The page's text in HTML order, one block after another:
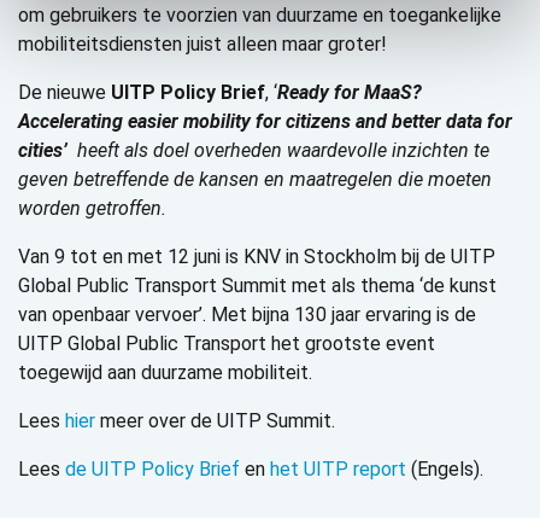
om gebruikers te voorzien van duurzame en toegankelijke
mobiliteitsdiensten juist alleen maar groter!
De nieuwe UITP Policy Brief, ‘Ready for MaaS?
Accelerating easier mobility for citizens and better data for
cities’ heeft als doel overheden waardevolle inzichten te
geven betreffende de kansen en maatregelen die moeten
worden getroffen.
Van 9 tot en met 12 juni is KNV in Stockholm bij de UITP
Global Public Transport Summit met als thema ‘de kunst
van openbaar vervoer’. Met bijna 130 jaar ervaring is de
UITP Global Public Transport het grootste event
toegewijd aan duurzame mobiliteit.
Lees hier meer over de UITP Summit.
Lees de UITP Policy Brief en het UITP report (Engels).